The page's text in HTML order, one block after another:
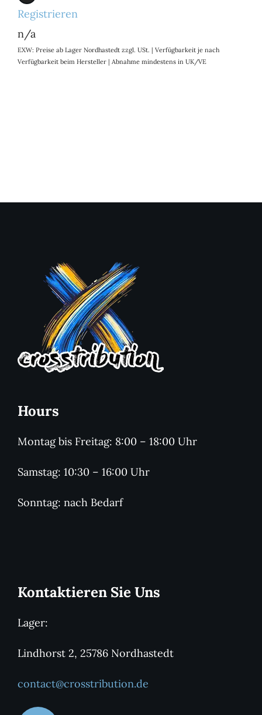
Registrieren
n/a
EXW: Preise ab Lager Nordhastedt zzgl. USt. | Verfügbarkeit je nach
Verfügbarkeit beim Hersteller | Abnahme mindestens in UK/VE
Hours
Montag bis Freitag: 8:00 – 18:00 Uhr
Samstag: 10:30 – 16:00 Uhr
Sonntag: nach Bedarf
Kontaktieren Sie Uns
Lager:
Lindhorst 2, 25786 Nordhastedt
contact@crosstribution.de